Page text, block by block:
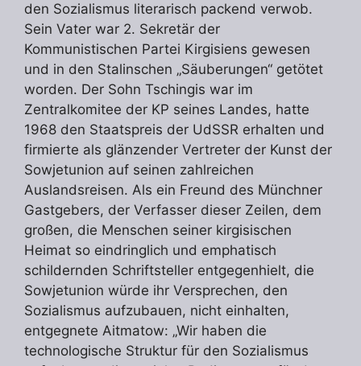
den Sozialismus literarisch packend verwob.
Sein Vater war 2. Sekretär der
Kommunistischen Partei Kirgisiens gewesen
und in den Stalinschen „Säuberungen“ getötet
worden. Der Sohn Tschingis war im
Zentralkomitee der KP seines Landes, hatte
1968 den Staatspreis der UdSSR erhalten und
firmierte als glänzender Vertreter der Kunst der
Sowjetunion auf seinen zahlreichen
Auslandsreisen. Als ein Freund des Münchner
Gastgebers, der Verfasser dieser Zeilen, dem
großen, die Menschen seiner kirgisischen
Heimat so eindringlich und emphatisch
schildernden Schriftsteller entgegenhielt, die
Sowjetunion würde ihr Versprechen, den
Sozialismus aufzubauen, nicht einhalten,
entgegnete Aitmatow: „Wir haben die
technologische Struktur für den Sozialismus